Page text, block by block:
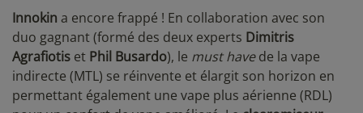
Innokin a encore frappé ! En collaboration avec son
duo gagnant (formé des deux experts Dimitris
Agrafiotis et Phil Busardo), le must havede la vape
indirecte (MTL) se réinvente et élargit son horizon en
permettant également une vape plus aérienne (RDL)